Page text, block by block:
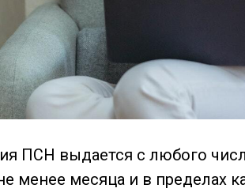
ПСН выдается с любого
менее месяца и в пределах